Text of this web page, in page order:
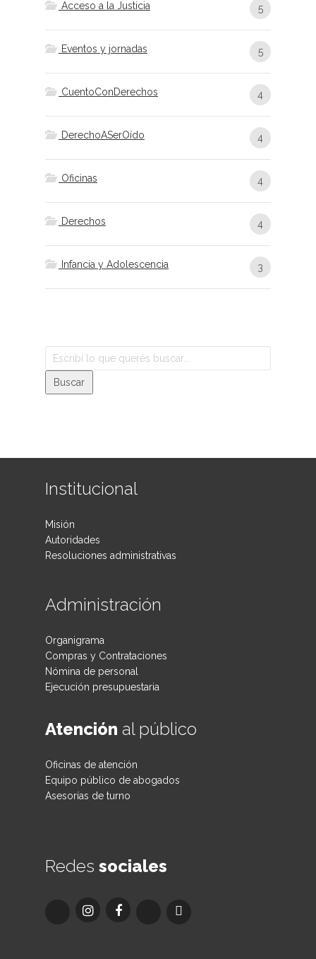
Acceso a la Justicia 5
Eventos y jornadas 5
CuentoConDerechos 4
DerechoASerOído 4
Oficinas 4
Derechos 4
Infancia y Adolescencia 3
Institucional
Misión
Autoridades
Resoluciones administrativas
Administración
Organigrama
Compras y Contrataciones
Nómina de personal
Ejecución presupuestaria
Atención al público
Oficinas de atención
Equipo público de abogados
Asesorías de turno
Redes sociales